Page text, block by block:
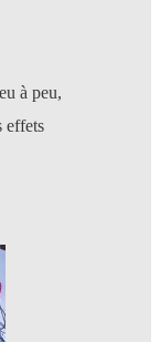
à peu,
effets